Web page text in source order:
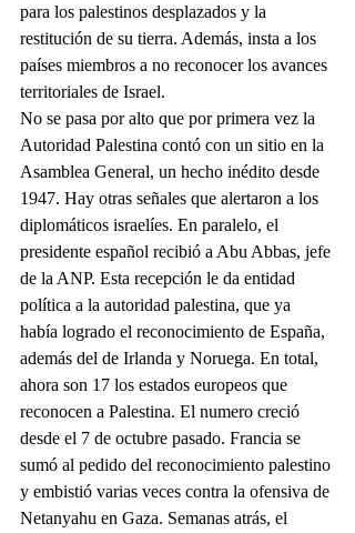
para los palestinos desplazados y la
restitución de su tierra. Además, insta a los
países miembros a no reconocer los avances
territoriales de Israel.
No se pasa por alto que por primera vez la
Autoridad Palestina contó con un sitio en la
Asamblea General, un hecho inédito desde
1947. Hay otras señales que alertaron a los
diplomáticos israelíes. En paralelo, el
presidente español recibió a Abu Abbas, jefe
de la ANP. Esta recepción le da entidad
política a la autoridad palestina, que ya
había logrado el reconocimiento de España,
además del de Irlanda y Noruega. En total,
ahora son 17 los estados europeos que
reconocen a Palestina. El numero creció
desde el 7 de octubre pasado. Francia se
sumó al pedido del reconocimiento palestino
y embistió varias veces contra la ofensiva de
Netanyahu en Gaza. Semanas atrás, el